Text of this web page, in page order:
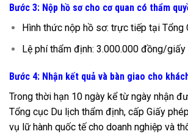
Bước 3: Nộp hồ sơ cho cơ quan có thẩm
Hình thức nộp hồ sơ: trực tiếp tại Tổng
Lệ phí thẩm định: 3.000.000 đồng/giấy
Bước 4: Nhận kết quả và bàn giao cho
Trong thời hạn 10 ngày kể từ ngày nhận
Tổng cục Du lịch thẩm định, cấp Giấy
vụ lữ hành quốc tế cho doanh nghiệp và